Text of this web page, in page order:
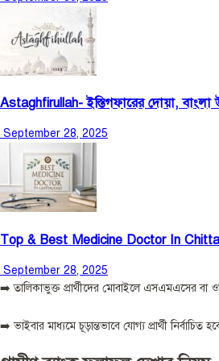
Astaghfirullah- ইস্তিগফারের দোয়া, বাংলা
September 28, 2025
Top & Best Medicine Doctor In
September 28, 2025
➡️ তালিকাভুক্ত প্রার্থীদের মোবাইলে এসএমএসের বা
➡️ ভাইবার মাধ্যমে চূড়ান্তভাবে যোগ্য প্রার্থী নির্বাচিত